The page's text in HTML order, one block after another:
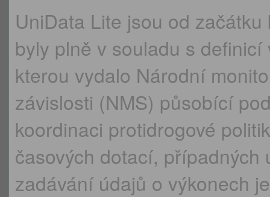
UniData Lite jsou od
byly plně v souladu s
kterou vydalo Národní
závislosti (NMS) působící
koordinaci protidrogové
časových dotací,
zadávání údajů o výkonech